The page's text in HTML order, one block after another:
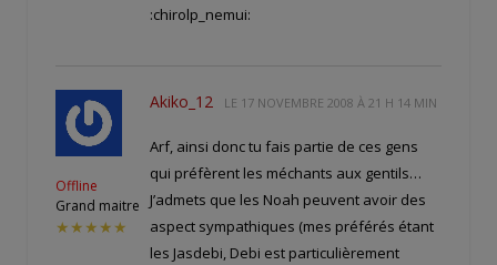
:chirolp_nemui:
Offline
Grand maitre
★★★★★
Akiko_12 LE 17 NOVEMBRE 2008 À 21 H 14 MIN
Arf, ainsi donc tu fais partie de ces gens
qui préfèrent les méchants aux gentils…
J’admets que les Noah peuvent avoir des
aspect sympathiques (mes préférés étant
les Jasdebi, Debi est particulièrement